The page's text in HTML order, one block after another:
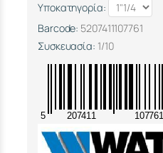
Υποκατηγορία:
Barcode: 5207411107761
Συσκευασία: 1/10
5 207411 107761